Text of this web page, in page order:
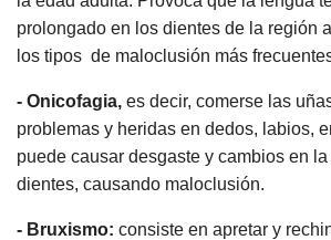
prolongado en los dientes de la región
los tipos de maloclusión más
- Onicofagia, es decir, comerse las
problemas y heridas en dedos, labios,
puede causar desgaste y cambios en
dientes, causando maloclusión.
- Bruxismo: consiste en apretar y